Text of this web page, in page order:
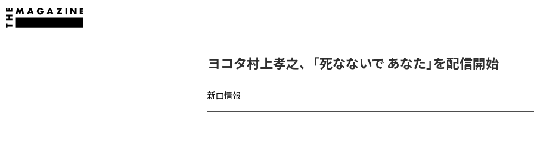
ヨコタ村上孝之、「死なないで あなた」を配信開始
新曲情報